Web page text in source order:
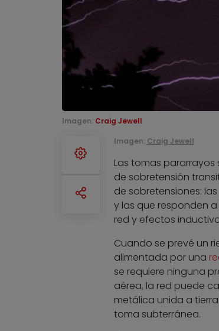
Imagen: Craig Jewell
Imagen: Craig Jewell
Las tomas
de sobretensión
de sobretensiones:
y las que responden
red y efectos
Cuando se prevé un
alimentada por una
se requiere ninguna
aérea, la red puede
metálica unida a
toma subterránea.